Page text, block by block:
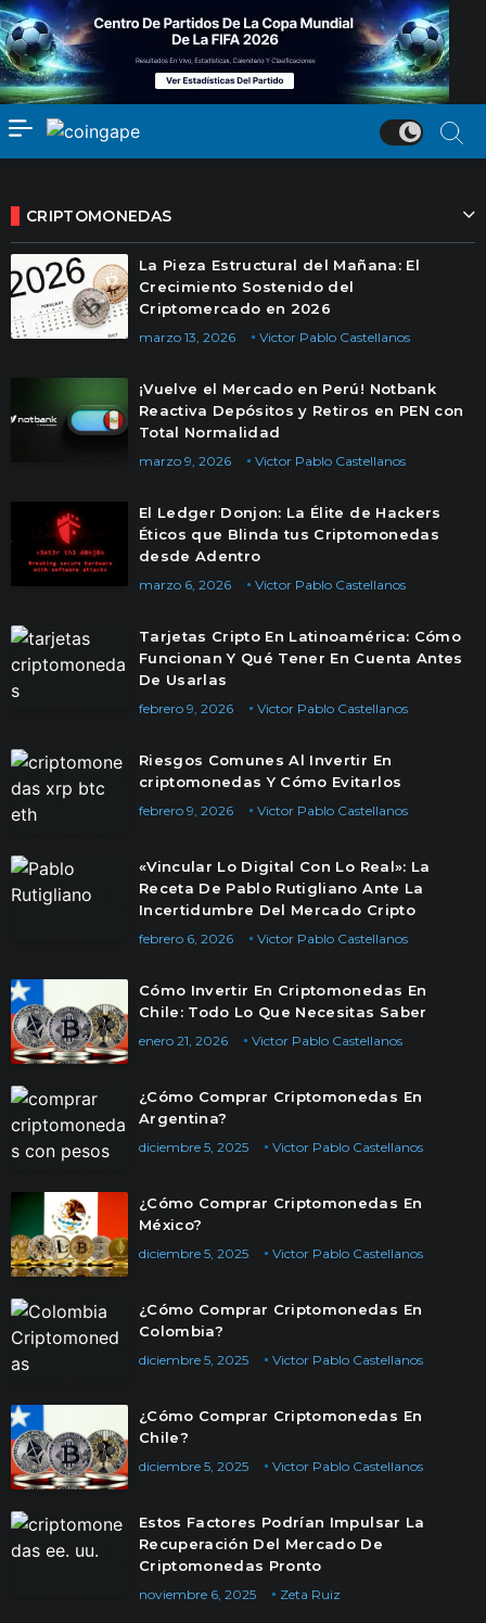
CRIPTOMONEDAS
La Pieza Estructural del Mañana: El
Crecimiento Sostenido del
Criptomercado en 2026
Victor Pablo Castellanos
marzo 13, 2026
¡Vuelve el Mercado en Perú! Notbank
Reactiva Depósitos y Retiros en PEN con
Total Normalidad
Victor Pablo Castellanos
marzo 9, 2026
El Ledger Donjon: La Élite de Hackers
Éticos que Blinda tus Criptomonedas
desde Adentro
Victor Pablo Castellanos
marzo 6, 2026
Tarjetas Cripto En Latinoamérica: Cómo
Funcionan Y Qué Tener En Cuenta Antes
De Usarlas
Victor Pablo Castellanos
febrero 9, 2026
Riesgos Comunes Al Invertir En
criptomonedas Y Cómo Evitarlos
Victor Pablo Castellanos
febrero 9, 2026
«Vincular Lo Digital Con Lo Real»: La
Receta De Pablo Rutigliano Ante La
Incertidumbre Del Mercado Cripto
Victor Pablo Castellanos
febrero 6, 2026
Cómo Invertir En Criptomonedas En
Chile: Todo Lo Que Necesitas Saber
Victor Pablo Castellanos
enero 21, 2026
¿Cómo Comprar Criptomonedas En
Argentina?
Victor Pablo Castellanos
diciembre 5, 2025
¿Cómo Comprar Criptomonedas En
México?
Victor Pablo Castellanos
diciembre 5, 2025
¿Cómo Comprar Criptomonedas En
Colombia?
Victor Pablo Castellanos
diciembre 5, 2025
¿Cómo Comprar Criptomonedas En
Chile?
Victor Pablo Castellanos
diciembre 5, 2025
Estos Factores Podrían Impulsar La
Recuperación Del Mercado De
Criptomonedas Pronto
Zeta Ruiz
noviembre 6, 2025